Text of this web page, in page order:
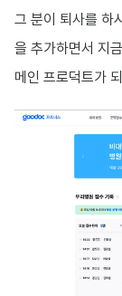
그 분이 퇴사를 하
을 추가하면서 지
메인 프로덕트가